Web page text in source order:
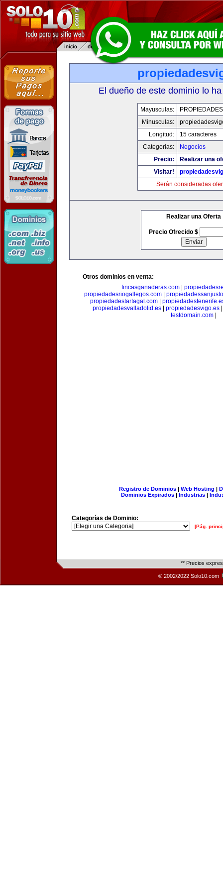
El dueño de este dominio lo
Mayusculas:
Minusculas:
Longitud:
15 caracteres
Categorias:
Negocios
Precio:
Realizar una
Visitar!
Serán consideradas
Realizar una Oferta
Precio Ofrecido $
Otros dominios en venta:
fincasganaderas.com|
propiedadesriogallegos.com|
propiedadestartagal.com|
propiedadesvalladolid.es
propiedadesvigo.es
testdomain.com
Registro de Dominios| Web Hosting |
Dominios Expirados | Industrias |
Categorías de Dominio:
[Pág.
** Precios
© 2002/2022 Solo10.com